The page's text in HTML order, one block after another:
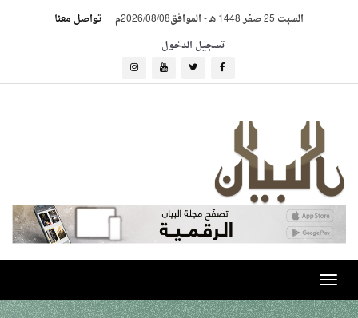
السبت 25 صفر 1448 هـ -الموافق2026/08/08م
تواصل معنا
تسجيل الدخول
Toggle
navigation